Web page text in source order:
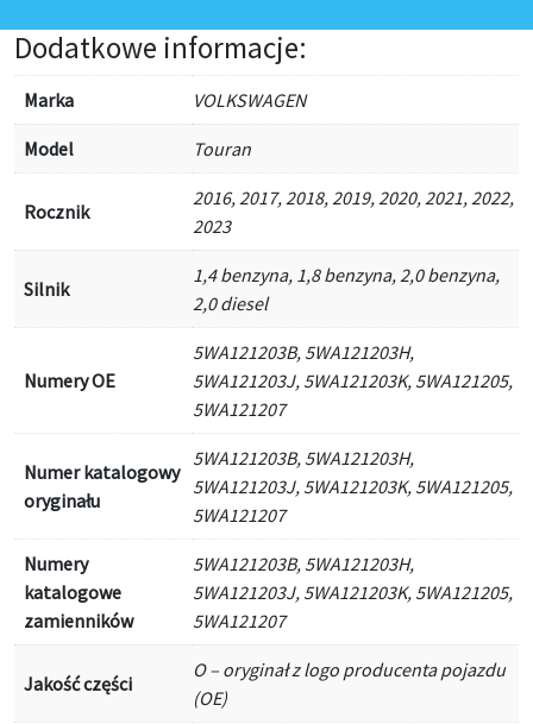
Dodatkowe informacje:
Marka VOLKSWAGEN
Model Touran
Rocznik
2016, 2017, 2018, 2019, 2020, 2021, 2022,
2023
Silnik
1,4 benzyna, 1,8 benzyna, 2,0 benzyna,
2,0 diesel
Numery OE
5WA121203B, 5WA121203H,
5WA121203J, 5WA121203K, 5WA121205,
5WA121207
Numer katalogowy
oryginału
5WA121203B, 5WA121203H,
5WA121203J, 5WA121203K, 5WA121205,
5WA121207
Numery
katalogowe
zamienników
5WA121203B, 5WA121203H,
5WA121203J, 5WA121203K, 5WA121205,
5WA121207
Jakość części
O – oryginał z logo producenta pojazdu
(OE)